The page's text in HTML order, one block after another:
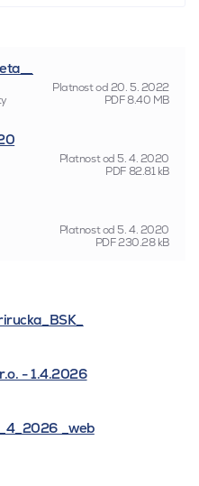
Platnost od20. 5. 2022
PDF8.40 MB
Platnost od 5. 4. 2020
PDF82.81 kB
Platnost od 5. 4. 2020
PDF230.28 kB
- 1.4.2026
_web